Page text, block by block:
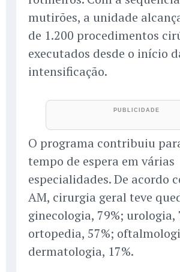
mutirões, a unidade
de 1.200 procedimentos
executados desde o início
intensificação.
O programa contribuiu
tempo de espera em várias
especialidades. De acordo
AM, cirurgia geral teve
ginecologia, 79%; urologia,
ortopedia, 57%;
dermatologia, 17%.